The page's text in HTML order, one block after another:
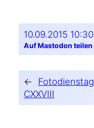
10.09.2015 10:30
Auf Mastodon teilen
←
Fotodienstag
CXXVIII